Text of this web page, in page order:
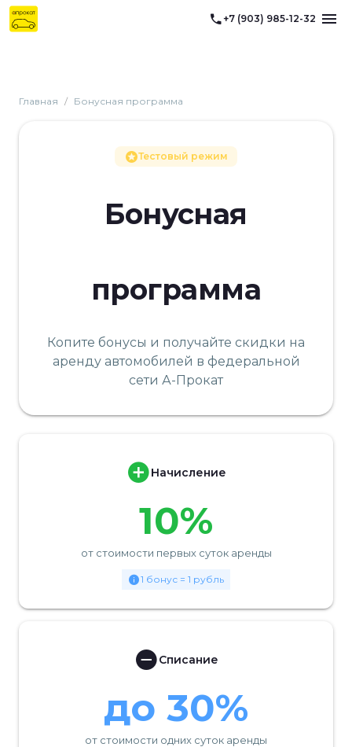
+7 (903) 985-12-32
Главная / Бонусная программа
Тестовый режим
Бонусная
программа
Копите бонусы и получайте скидки на
аренду автомобилей в федеральной
сети А-Прокат
Начисление
10%
от стоимости первых суток аренды
1 бонус = 1 рубль
Списание
до 30%
от стоимости одних суток аренды